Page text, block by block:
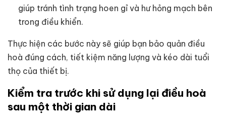
giúp tránh tình trạng hoen gỉ và hư hỏng mạch bên
trong điều khiển.
Thực hiện các bước này sẽ giúp bạn bảo quản điều
hoà đúng cách, tiết kiệm năng lượng và kéo dài tuổi
thọ của thiết bị.
Kiểm tra trước khi sử dụng lại điều hoà
sau một thời gian dài